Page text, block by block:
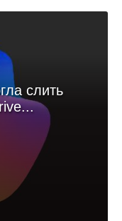
слить